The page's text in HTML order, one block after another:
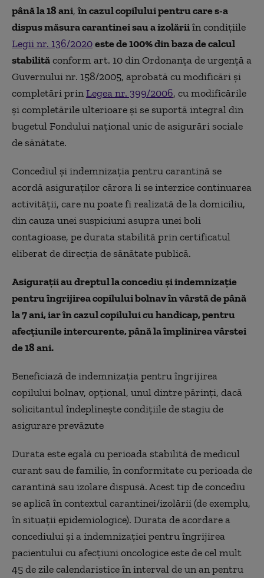
până la 18 ani,în cazul copilului pentru care s-a
dispus măsura carantinei sau a izolăriiîn condițiile
Legii nr. 136/2020este de 100% din baza de calcul
stabilităconform art. 10 din Ordonanța de urgență a
Guvernului nr. 158/2005, aprobată cu modificări și
completări prinLegea nr. 399/2006, cu modificările
și completările ulterioare și se suportă integral din
bugetul Fondului național unic de asigurări sociale
de sănătate.
Concediul și indemnizația pentru carantină se
acordă asiguraților cărora li se interzice continuarea
activității, care nu poate fi realizată de la domiciliu,
din cauza unei suspiciuni asupra unei boli
contagioase, pe durata stabilită prin certificatul
eliberat de direcția de sănătate publică.
Asigurații au dreptul la concediu și indemnizație
pentru îngrijirea copilului bolnav în vârstă de până
la 7 ani, iar în cazul copilului cu handicap, pentru
afecțiunile intercurente, până la împlinirea vârstei
de 18 ani.
Beneficiază de indemnizația pentru îngrijirea
copilului bolnav, opțional, unul dintre părinți, dacă
solicitantul îndeplinește condițiile de stagiu de
asigurare prevăzute
Durata este egală cu perioada stabilită de medicul
curant sau de familie, în conformitate cu perioada de
carantină sau izolare dispusă. Acest tip de concediu
se aplică în contextul carantinei/izolării (de exemplu,
în situații epidemiologice). Durata de acordare a
concediului și a indemnizației pentru îngrijirea
pacientului cu afecțiuni oncologice este de cel mult
45 de zile calendaristice în interval de un an pentru